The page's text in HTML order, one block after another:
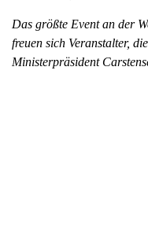
Das größte Event an der
freuen sich Veranstalter,
Ministerpräsident